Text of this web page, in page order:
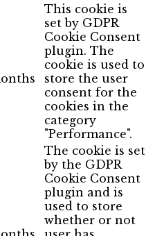
This cookie is
set by GDPR
Cookie Consent
plugin. The
cookie is used to
store the user
consent for the
cookies in the
category
"Performance".
The cookie is set
by the GDPR
Cookie Consent
plugin and is
used to store
whether or not